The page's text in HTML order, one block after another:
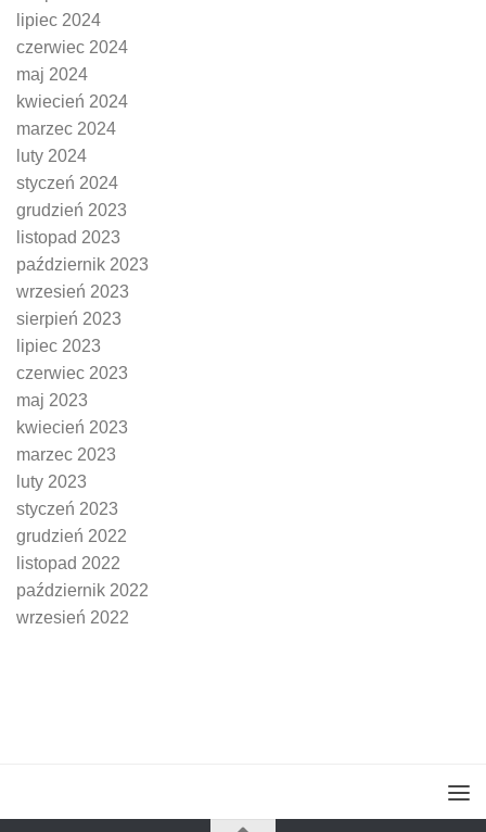
lipiec 2024
czerwiec 2024
maj 2024
kwiecień 2024
marzec 2024
luty 2024
styczeń 2024
grudzień 2023
listopad 2023
październik 2023
wrzesień 2023
sierpień 2023
lipiec 2023
czerwiec 2023
maj 2023
kwiecień 2023
marzec 2023
luty 2023
styczeń 2023
grudzień 2022
listopad 2022
październik 2022
wrzesień 2022